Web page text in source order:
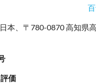
日本、〒780-0870 高知県